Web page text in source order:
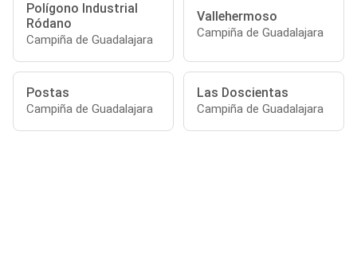
Polígono Industrial
Ródano
Campiña de Guadalajara
Vallehermoso
Campiña de Guadalajara
Postas
Campiña de Guadalajara
Las Doscientas
Campiña de Guadalajara